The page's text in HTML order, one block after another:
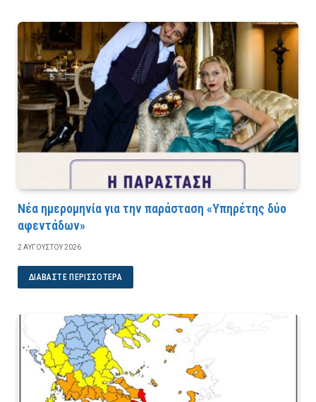
Νέα ημερομηνία για την παράσταση «Υπηρέτης δύο
αφεντάδων»
2 ΑΥΓΟΎΣΤΟΥ 2026
ΔΙΑΒΆΣΤΕ ΠΕΡΙΣΣΌΤΕΡΑ